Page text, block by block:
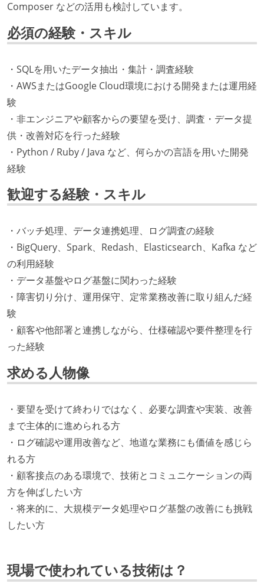
Composer などの活用も検討しています。
必須の経験・スキル
・SQLを用いたデータ抽出・集計・調査経験
・AWSまたはGoogle Cloud環境における開発または運用経
験
・非エンジニアや顧客からの要望を受け、調査・データ提
供・改善対応を行った経験
・Python / Ruby / Java など、何らかの言語を用いた開発
経験
歓迎する経験・スキル
・バッチ処理、データ連携処理、ログ調査の経験
・BigQuery、Spark、Redash、Elasticsearch、Kafka など
の利用経験
・データ基盤やログ基盤に関わった経験
・障害切り分け、運用保守、定常業務改善に取り組んだ経
験
・顧客や他部署と連携しながら、仕様確認や要件整理を行
った経験
求める人物像
・要望を受けて終わりではなく、必要な調査や実装、改善
まで主体的に進められる方
・ログ確認や運用改善など、地道な業務にも価値を感じら
れる方
・顧客接点のある環境で、技術とコミュニケーションの両
方を伸ばしたい方
・将来的に、大規模データ処理やログ基盤の改善にも挑戦
したい方
現場で使われている技術は？